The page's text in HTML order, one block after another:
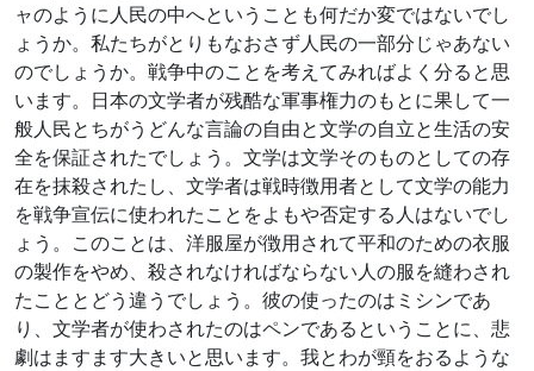
ャのように人民の中へということも何だか変ではないでし
ょうか。私たちがとりもなおさず人民の一部分じゃあない
のでしょうか。戦争中のことを考えてみればよく分ると思
います。日本の文学者が残酷な軍事権力のもとに果して一
般人民とちがうどんな言論の自由と文学の自立と生活の安
全を保証されたでしょう。文学は文学そのものとしての存
在を抹殺されたし、文学者は戦時徴用者として文学の能力
を戦争宣伝に使われたことをよもや否定する人はないでし
ょう。このことは、洋服屋が徴用されて平和のための衣服
の製作をやめ、殺されなければならない人の服を縫わされ
たこととどう違うでしょう。彼の使ったのはミシンであ
り、文学者が使わされたのはペンであるということに、悲
劇はますます大きいと思います。我とわが頸をおるような